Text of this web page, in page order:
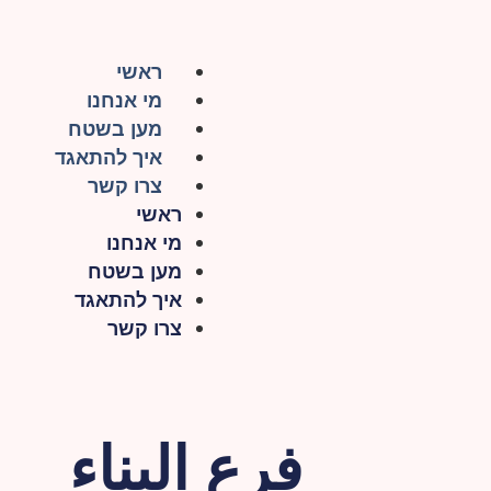
ראשי
מי אנחנו
מען בשטח
איך להתאגד
צרו קשר
ראשי
מי אנחנו
מען בשטח
איך להתאגד
צרו קשר
فرع البناء